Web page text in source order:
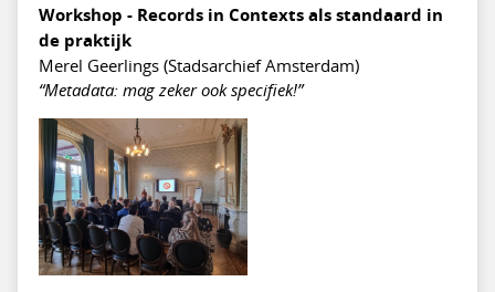
Workshop - Records in Contexts als standaard in
de praktijk
Merel Geerlings (Stadsarchief Amsterdam)
“Metadata: mag zeker ook specifiek!”